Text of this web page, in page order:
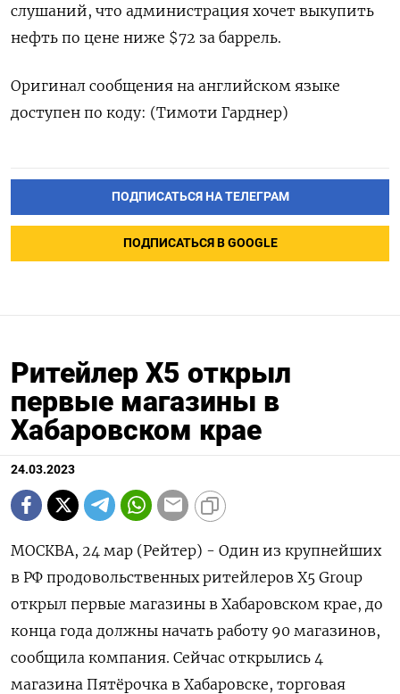
слушаний, что администрация хочет выкупить
нефть по цене ниже $72 за баррель.
Оригинал сообщения на английском языке
доступен по коду: (Тимоти Гарднер)
ПОДПИСАТЬСЯ НА ТЕЛЕГРАМ
ПОДПИСАТЬСЯ В GOOGLE
Ритейлер Х5 открыл
первые магазины в
Хабаровском крае
24.03.2023
МОСКВА, 24 мар (Рейтер) - Один из крупнейших
в РФ продовольственных ритейлеров X5 Group
открыл первые магазины в Хабаровском крае, до
конца года должны начать работу 90 магазинов,
сообщила компания. Сейчас открылись 4
магазина Пятёрочка в Хабаровске, торговая